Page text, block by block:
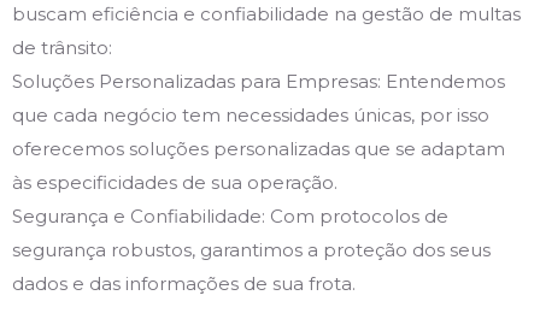
buscam eficiência e confiabilidade na gestão de multas
de trânsito:
Soluções Personalizadas para Empresas: Entendemos
que cada negócio tem necessidades únicas, por isso
oferecemos soluções personalizadas que se adaptam
às especificidades de sua operação.
Segurança e Confiabilidade: Com protocolos de
segurança robustos, garantimos a proteção dos seus
dados e das informações de sua frota.